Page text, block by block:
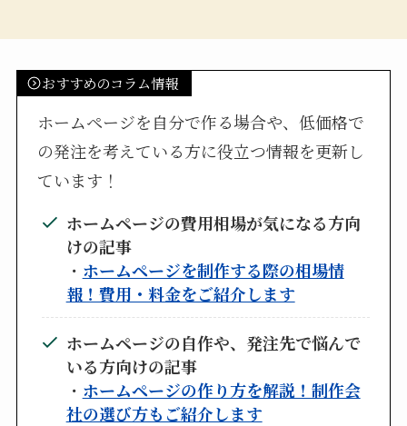
おすすめのコラム情報
ホームページを自分で作る場合や、低価格で
の発注を考えている方に役立つ情報を更新し
ています！
ホームページの費用相場が気になる方向
けの記事
・ ホームページを制作する際の相場情
報！費用・料金をご紹介します
ホームページの自作や、発注先で悩んで
いる方向けの記事
・ ホームページの作り方を解説！制作会
社の選び方もご紹介します